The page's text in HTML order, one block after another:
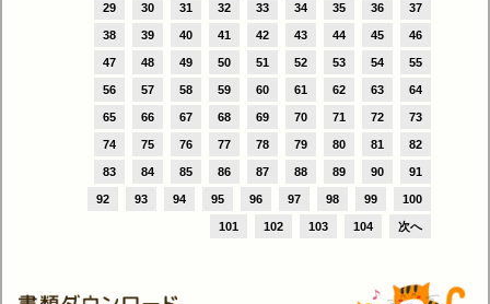
29 30 31 32 33 34 35 36 37
38 39 40 41 42 43 44 45 46
47 48 49 50 51 52 53 54 55
56 57 58 59 60 61 62 63 64
65 66 67 68 69 70 71 72 73
74 75 76 77 78 79 80 81 82
83 84 85 86 87 88 89 90 91
92 93 94 95 96 97 98 99 100
101 102 103 104 次へ